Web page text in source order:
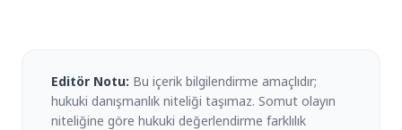
Editör Notu: Bu içerik bilgilendirme amaçlıdır;
hukuki danışmanlık niteliği taşımaz. Somut olayın
niteliğine göre hukuki değerlendirme farklılık